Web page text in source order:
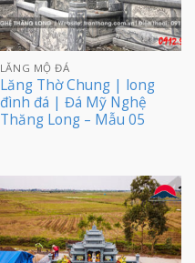
LĂNG MỘ ĐÁ
Lăng Thờ Chung | long
đình đá | Đá Mỹ Nghệ
Thăng Long – Mẫu 05